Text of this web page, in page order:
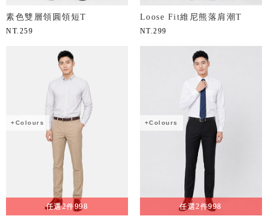
素色雙層領圓領短T
NT. 259
Loose Fit維尼熊落肩潮T
NT.299
+Colours
任選2件998
+Colours
任選2件998